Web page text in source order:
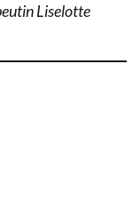
Liselotte